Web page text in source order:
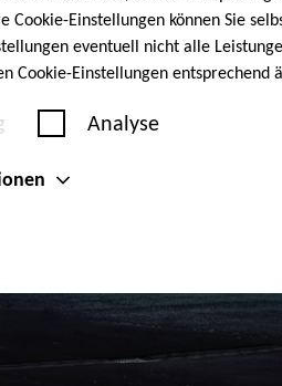
Cookie-Einstellungen können Sie
eventuell nicht alle
Cookie-Einstellungen entsprechend
Analyse